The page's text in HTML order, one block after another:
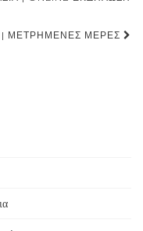
| ΜΕΤΡΗΜΈΝΕΣ ΜΈΡΕΣ